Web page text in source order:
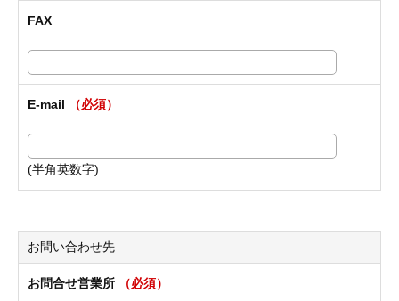
FAX
E-mail （必須）
(半角英数字)
お問い合わせ先
お問合せ営業所 （必須）